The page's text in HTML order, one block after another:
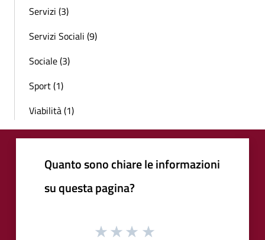
Servizi (3)
Servizi Sociali (9)
Sociale (3)
Sport (1)
Viabilità (1)
Quanto sono chiare le informazioni
su questa pagina?